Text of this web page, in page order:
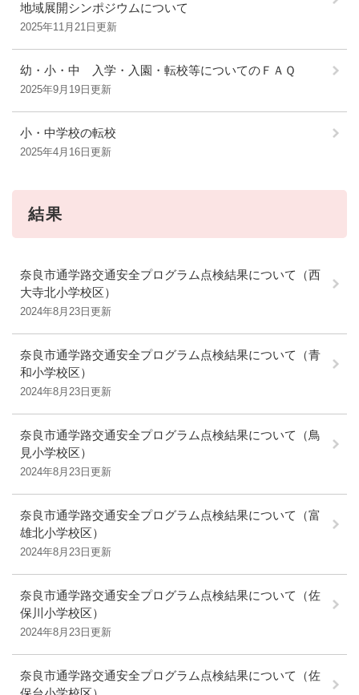
地域展開シンポジウムについて
2025年11月21日更新
幼・小・中 入学・入園・転校等についてのＦＡＱ
2025年9月19日更新
小・中学校の転校
2025年4月16日更新
結果
奈良市通学路交通安全プログラム点検結果について（西
大寺北小学校区）
2024年8月23日更新
奈良市通学路交通安全プログラム点検結果について（青
和小学校区）
2024年8月23日更新
奈良市通学路交通安全プログラム点検結果について（鳥
見小学校区）
2024年8月23日更新
奈良市通学路交通安全プログラム点検結果について（富
雄北小学校区）
2024年8月23日更新
奈良市通学路交通安全プログラム点検結果について（佐
保川小学校区）
2024年8月23日更新
奈良市通学路交通安全プログラム点検結果について（佐